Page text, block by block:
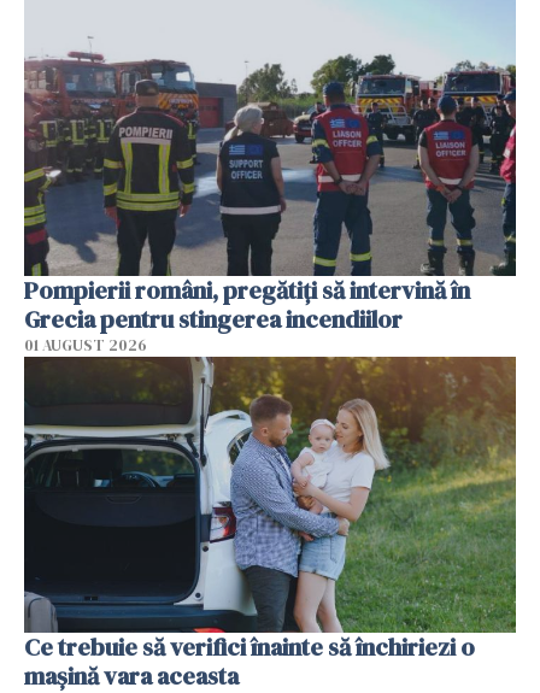
Pompierii români, pregătiţi să intervină în
Grecia pentru stingerea incendiilor
01 AUGUST 2026
Ce trebuie să verifici înainte să închiriezi o
mașină vara aceasta